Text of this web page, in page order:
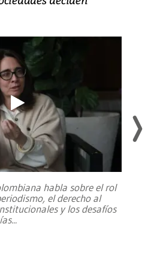
habla sobre el rol
el derecho al
y los desafíos
...